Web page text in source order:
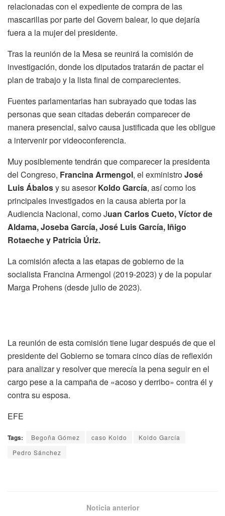
relacionadas con el expediente de compra de las
mascarillas por parte del Govern balear, lo que dejaría
fuera a la mujer del presidente.
Tras la reunión de la Mesa se reunirá la comisión de
investigación, donde los diputados tratarán de pactar el
plan de trabajo y la lista final de comparecientes.
Fuentes parlamentarias han subrayado que todas las
personas que sean citadas deberán comparecer de
manera presencial, salvo causa justificada que les obligue
a intervenir por videoconferencia.
Muy posiblemente tendrán que comparecer la presidenta
del Congreso, Francina Armengol, el exministroJosé
Luis Ábalosy su asesorKoldo García, así como los
principales investigados en la causa abierta por la
Audiencia Nacional, como Juan Carlos Cueto, Víctor de
Aldama, Joseba García, José Luis García, Iñigo
Rotaeche y Patricia Úriz.
La comisión afecta a las etapas de gobierno de la
socialista Francina Armengol (2019-2023) y de la popular
Marga Prohens (desde julio de 2023).
La reunión de esta comisión tiene lugar después de que el
presidente del Gobierno se tomara cinco días de reflexión
para analizar y resolver que merecía la pena seguir en el
cargo pese a la campaña de «acoso y derribo» contra él y
contra su esposa.
EFE
Tags: Begoña Gómez caso Koldo
Koldo García
Pedro Sánchez
Noticia anterior